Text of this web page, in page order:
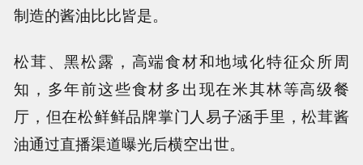
制造的酱油比比皆是。
松茸、黑松露，高端食材和地域化特征众所周
知，多年前这些食材多出现在米其林等高级餐
厅，但在松鲜鲜品牌掌门人易子涵手里，松茸酱
油通过直播渠道曝光后横空出世。